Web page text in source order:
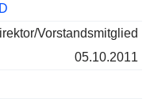
30.06.2026
13.100
Vorstandsmitglied
05.10.2011